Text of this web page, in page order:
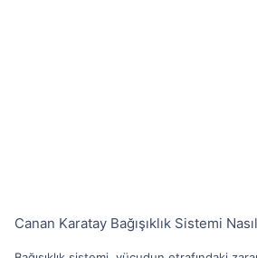
Canan Karatay Bağışıklık Sistemi